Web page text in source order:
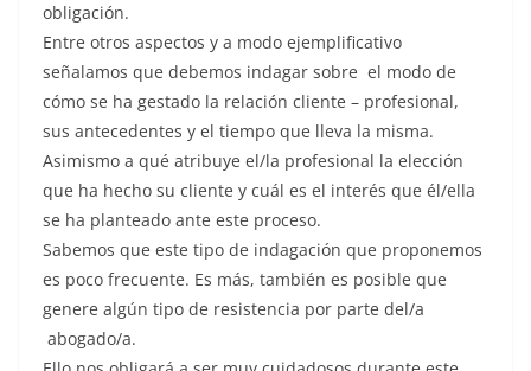
obligación.
Entre otros aspectos y a modo ejemplificativo
señalamos que debemos indagar sobre el modo de
cómo se ha gestado la relación cliente – profesional,
sus antecedentes y el tiempo que lleva la misma.
Asimismo a qué atribuye el/la profesional la elección
que ha hecho su cliente y cuál es el interés que él/ella
se ha planteado ante este proceso.
Sabemos que este tipo de indagación que proponemos
es poco frecuente. Es más, también es posible que
genere algún tipo de resistencia por parte del/a
abogado/a.